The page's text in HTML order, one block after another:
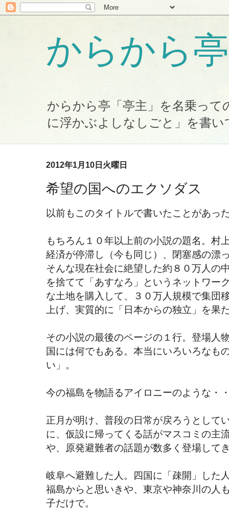
からから
からから亭「亭主」を名乗っ
に浮かぶよしなしごと」を書い
2012年1月10日火曜日
希望の国へのエクソダス
以前もこのタイトルで書いたことがあっ
もちろん１０年以上前の小説の題名。
経済が停滞し（今も同じ）、閉塞感の漂
そんな現在社会に絶望した約８０万人の
を捨てて「あすなろ」というネットワー
な土地を購入して、３０万人規模で集団
上げ、実質的に「日本からの独立」を果
その小説の最後のページの１行。登場人
国には何でもある。本当にいろいろなも
い」。
今の福島を物語るアイロニーのような・
正月が明け、普段の日常が戻ろうとして
に、仮設に帰ってくる話がマスコミの主
や、原発避難者の話題が数多く登場して
岐阜へ避難した人。四国に「疎開」した
福島からと思いきや、東京や神奈川の人
子だけで。